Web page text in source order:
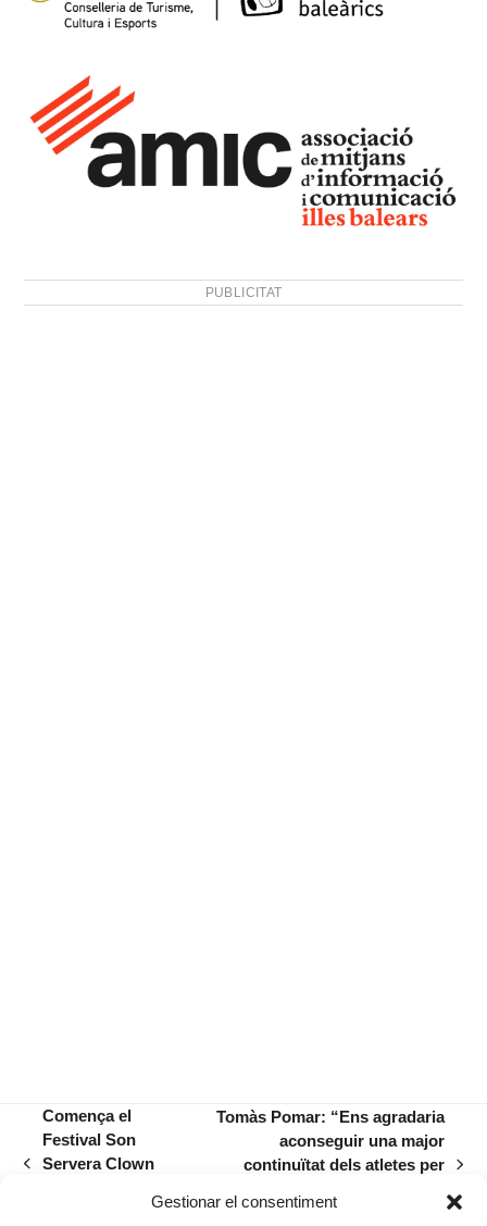
Gestionar el consentiment
PUBLICITAT
previous
Comença el
Festival Son
Servera Clown
post:
Tomàs Pomar: “Ens agradaria
aconseguir una major
continuïtat dels atletes per